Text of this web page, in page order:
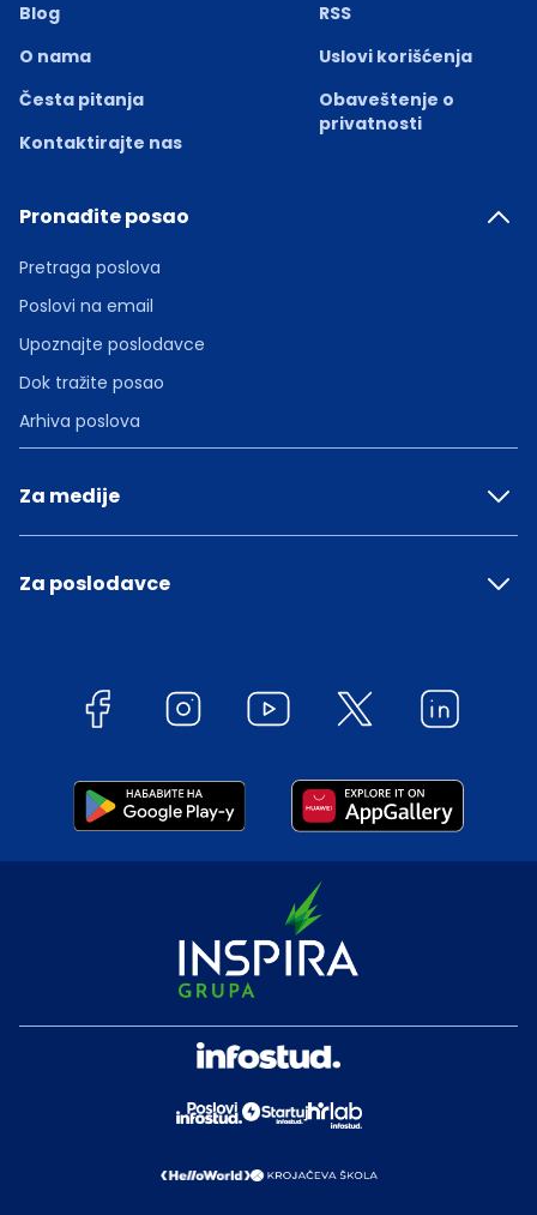
Blog
O nama
Česta pitanja
Kontaktirajte nas
RSS
Uslovi korišćenja
Obaveštenje o
privatnosti
Pronađite posao
Pretraga poslova
Poslovi na email
Upoznajte poslodavce
Dok tražite posao
Arhiva poslova
Za medije
Za poslodavce